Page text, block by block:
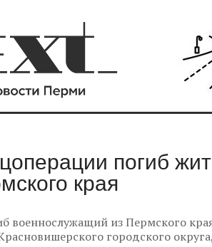
погиб
края
военнослужащий из Пермского
городского